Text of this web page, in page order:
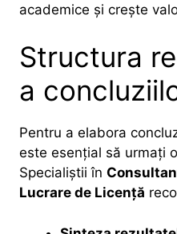
academice și crește
Structura
a
Pentru a elabora
este esențial să urmați
Specialiștii în
Lucrare de Licență